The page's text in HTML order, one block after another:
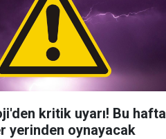
kritik uyarı! Bu hafta
yerinden oynayacak